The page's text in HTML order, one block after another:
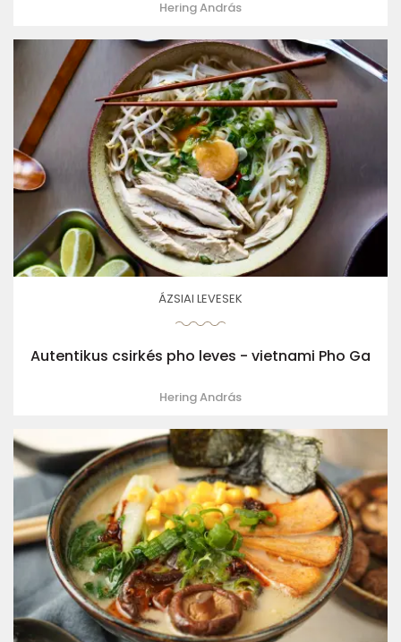
Hering András
ÁZSIAI LEVESEK
Autentikus csirkés pho leves - vietnami Pho Ga
Hering András